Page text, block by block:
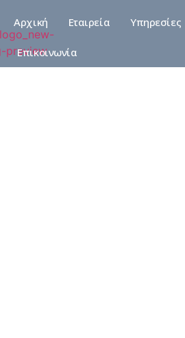
Αρχική Εταιρεία Υπηρεσίες
Επικοινωνία